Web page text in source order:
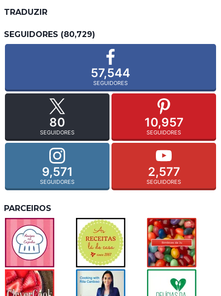
TRADUZIR
SEGUIDORES (80,729)
57,544
SEGUIDORES
80
SEGUIDORES
10,957
SEGUIDORES
9,571
SEGUIDORES
2,577
SEGUIDORES
PARCEIROS